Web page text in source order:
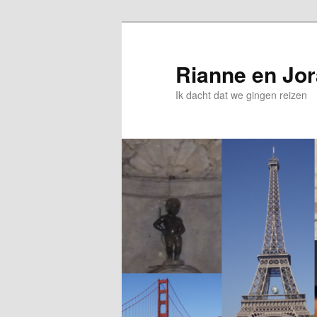
Rianne en
Ik dacht dat we gingen reizen